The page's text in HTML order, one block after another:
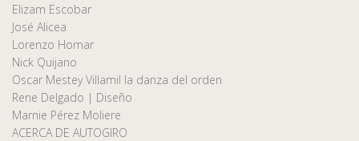
Elizam Escobar
José Alicea
Lorenzo Homar
Nick Quijano
Oscar Mestey Villamil la danza del orden
Rene Delgado | Diseño
Marnie Pérez Moliere
ACERCA DE AUTOGIRO